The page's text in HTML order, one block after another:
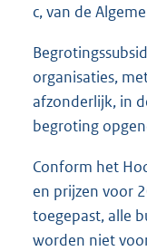
c, van de
organisaties,
afzonderlijk, in
begroting
Conform het
en prijzen voor
toegepast, alle
worden niet